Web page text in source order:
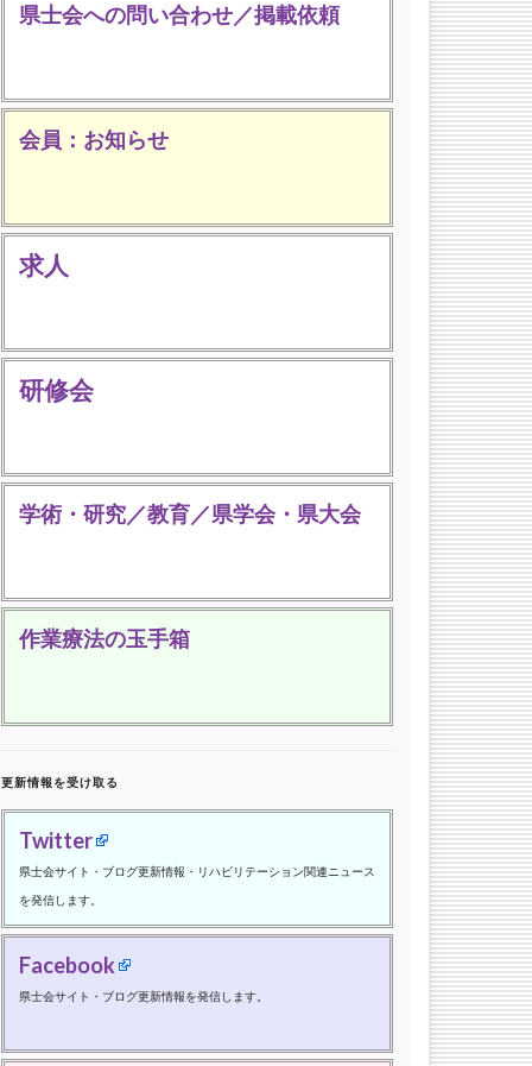
県士会への問い合わせ／掲載依頼
会員：お知らせ
求人
研修会
学術・研究／教育／県学会・県大会
作業療法の玉手箱
更新情報を受け取る
Twitter
県士会サイト・ブログ更新情報・リハビリテーション関連ニュース
を発信します。
Facebook
県士会サイト・ブログ更新情報を発信します。